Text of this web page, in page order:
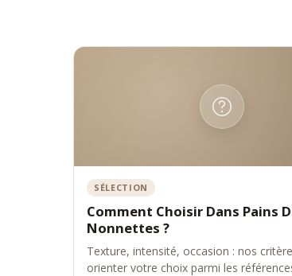
SÉLECTION
Comment Choisir Dans Pains
Nonnettes ?
Texture, intensité, occasion : nos
orienter votre choix parmi les